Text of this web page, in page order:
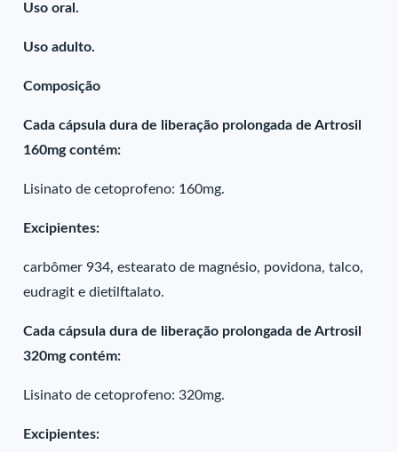
Uso oral.
Uso adulto.
Composição
Cada cápsula dura de liberação prolongada de Artrosil
160mg contém:
Lisinato de cetoprofeno: 160mg.
Excipientes:
carbômer 934, estearato de magnésio, povidona, talco,
eudragit e dietilftalato.
Cada cápsula dura de liberação prolongada de Artrosil
320mg contém:
Lisinato de cetoprofeno: 320mg.
Excipientes: